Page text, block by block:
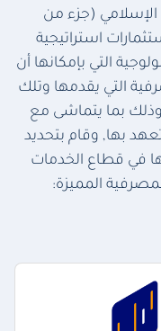
الإسلامي (جزء من
استراتيجية
التي بإمكانها أن
التي يقدمها وتلك
وذلك بما يتماشى مع
بها, وقام بتحديد
في قطاع الخدمات
المميزة: